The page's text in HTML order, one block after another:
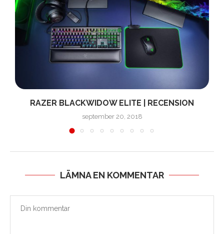
RAZER BLACKWIDOW ELITE | RECENSION
september 20, 2018
LÄMNA EN KOMMENTAR